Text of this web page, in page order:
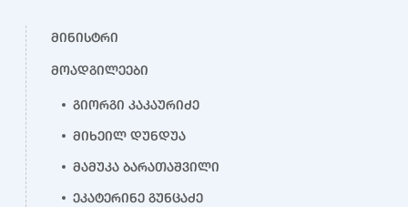
მინისტრი
მოადგილეები
გიორგი კაკაურიძე
მიხეილ დუნდუა
მამუკა ბარათაშვილი
ეკატერინე გუნცაძე